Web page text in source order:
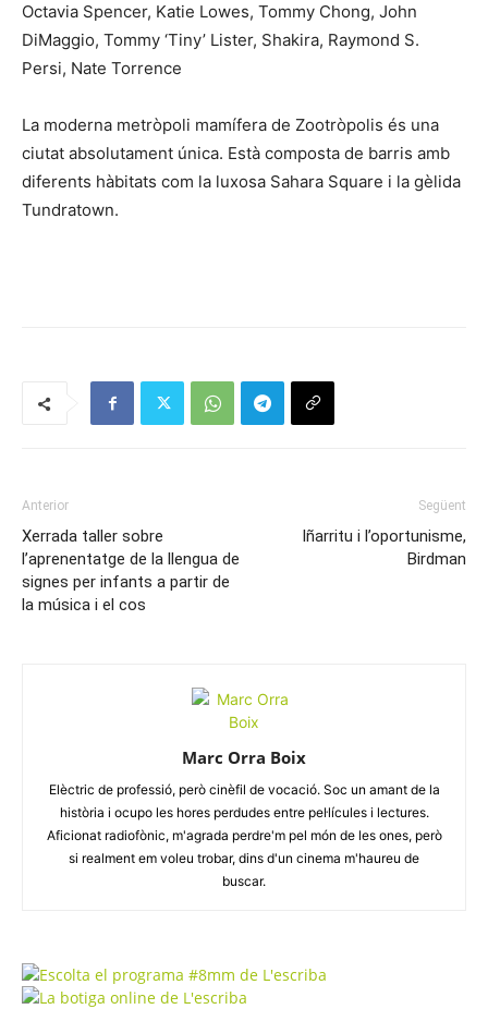
Octavia Spencer, Katie Lowes, Tommy Chong, John
DiMaggio, Tommy ‘Tiny’ Lister, Shakira, Raymond S.
Persi, Nate Torrence
La moderna metròpoli mamífera de Zootròpolis és una
ciutat absolutament única. Està composta de barris amb
diferents hàbitats com la luxosa Sahara Square i la gèlida
Tundratown.
Anterior
Xerrada taller sobre
l’aprenentatge de la llengua de
signes per infants a partir de
la música i el cos
Següent
Iñarritu i l’oportunisme,
Birdman
Marc Orra Boix
Elèctric de professió, però cinèfil de vocació. Soc un amant de la
història i ocupo les hores perdudes entre pel·lícules i lectures.
Aficionat radiofònic, m'agrada perdre'm pel món de les ones, però
si realment em voleu trobar, dins d'un cinema m'haureu de
buscar.